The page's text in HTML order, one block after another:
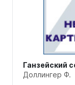
Ганзейский
Доллингер Ф.